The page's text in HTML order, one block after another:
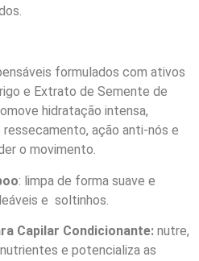
formulados com ativos
e Extrato de Semente de
hidratação intensa,
ação anti-nós e
o movimento.
: limpa de forma suave e
e soltinhos.
Capilar Condicionante: nutre,
e potencializa as